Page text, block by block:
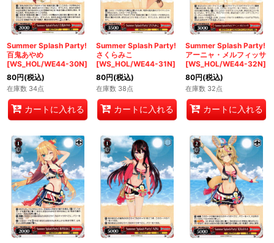
Summer Splash Party!
百鬼あやめ
[WS_HOL/WE44-30N]
80円(税込)
在庫数 34点
カートに入れる
Summer Splash Party!
さくらみこ
[WS_HOL/WE44-31N]
80円(税込)
在庫数 38点
カートに入れる
Summer Splash Party!
アーニャ・メルフィッサ
[WS_HOL/WE44-32N]
80円(税込)
在庫数 32点
カートに入れる